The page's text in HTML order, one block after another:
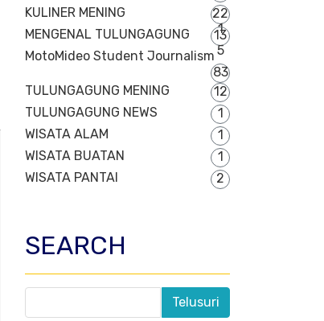
KULINER MENING
22
1
MENGENAL TULUNGAGUNG
13
5
MotoMideo Student Journalism
83
TULUNGAGUNG MENING
12
TULUNGAGUNG NEWS
1
WISATA ALAM
1
WISATA BUATAN
1
WISATA PANTAI
2
SEARCH